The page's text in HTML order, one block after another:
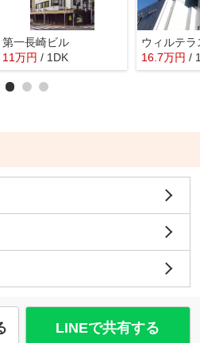
第一長崎ビル
11万円 / 1DK
ウィルテ
16.7万円 /
LINEで共有する